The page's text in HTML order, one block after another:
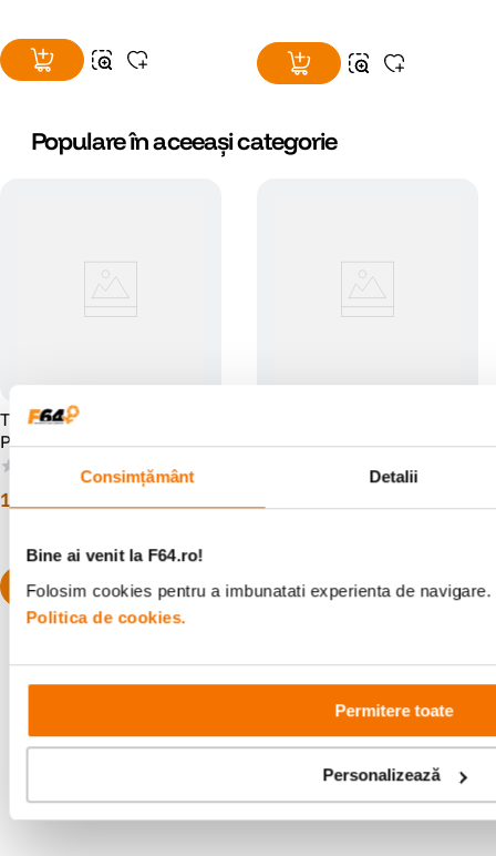
Consimțământ Detalii
Bine ai venit la F64.ro!
Folosim cookies pentru a imbunatati experienta de
Politica de cookies.
Permitere toate
Personalizează
Populare în aceeași categorie
Think Tank MindShift
PhotoCross 15 Rucsac Foto
Orange Ember
1
Rucsac
Alatura-te comunitatii creatorilor
ghiduri foto-video si oferte pregatite special